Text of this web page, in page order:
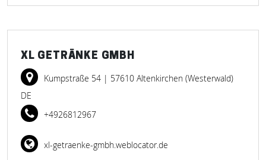
XL GETRÄNKE GMBH
Kumpstraße 54 | 57610 Altenkirchen (Westerwald)
DE
+4926812967
xl-getraenke-gmbh.weblocator.de